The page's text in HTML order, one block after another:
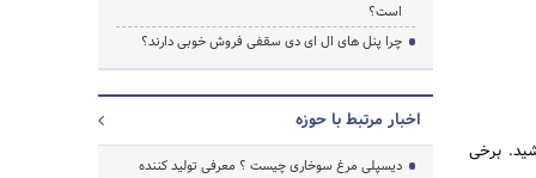
برخی
است؟
چرا پنل های ال ای دی سقفی فروش خوبی دارند؟
اخبار مرتبط با حوزه
دیسپلی مرغ سوخاری چیست ؟ معرفی تولید کننده